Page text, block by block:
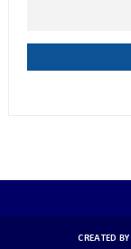
CREATED BY